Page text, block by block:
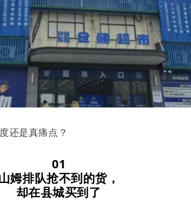
还是真痛点？
01
姆排队抢不到的货，
却在县城买到了